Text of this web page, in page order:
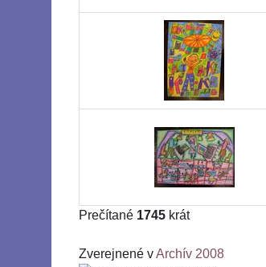
Prečítané 1745 krát
Zverejnené vArchív 2008